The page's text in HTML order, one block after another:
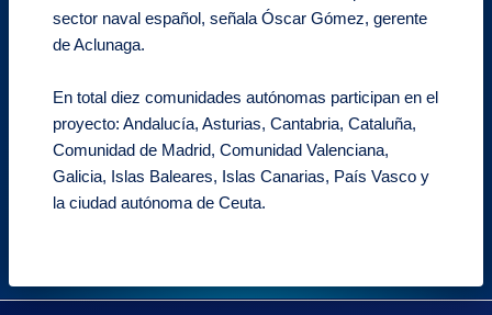
sector naval español, señala Óscar Gómez, gerente
de Aclunaga.
En total diez comunidades autónomas participan en el
proyecto: Andalucía, Asturias, Cantabria, Cataluña,
Comunidad de Madrid, Comunidad Valenciana,
Galicia, Islas Baleares, Islas Canarias, País Vasco y
la ciudad autónoma de Ceuta.